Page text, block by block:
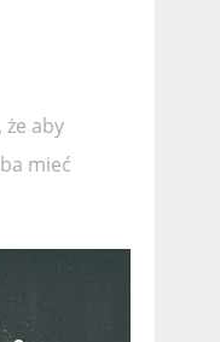
że ​​aby
mieć